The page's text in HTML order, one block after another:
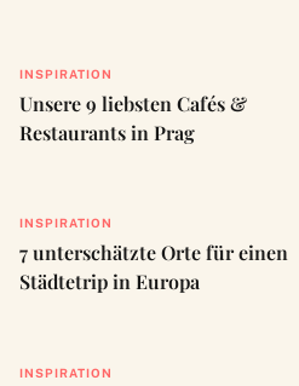
INSPIRATION
Unsere 9 liebsten Cafés &
Restaurants in Prag
INSPIRATION
7 unterschätzte Orte für einen
Städtetrip in Europa
INSPIRATION